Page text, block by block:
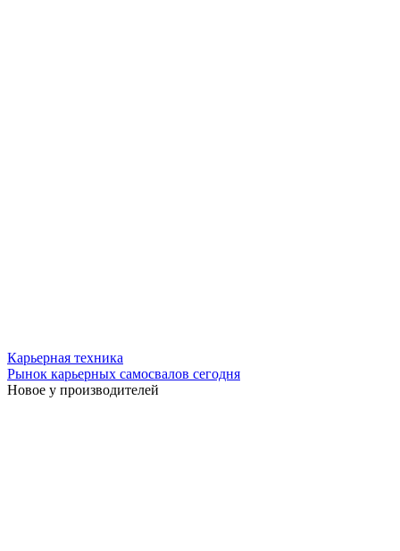
Карьерная техника
Рынок карьерных самосвалов сегодня
Новое у производителей